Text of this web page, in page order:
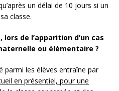
un délai de 10 jours si un
classe.
lors de l’apparition d’un cas
ou élémentaire ?
parmi les élèves entraîne par
en présentiel, pour une